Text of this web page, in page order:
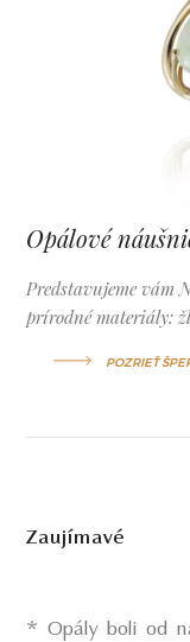
Opálové
Predstavujeme vám
prírodné materiály:
POZRIEŤ
Zaujímavé
* Opály boli od